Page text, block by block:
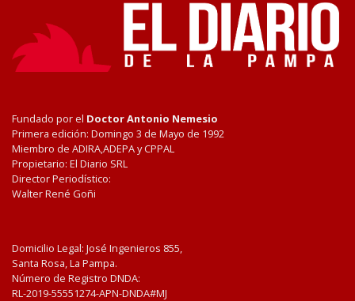
Fundado por el Doctor Antonio Nemesio
Primera edición: Domingo 3 de Mayo de 1992
Miembro de ADIRA,ADEPA y CPPAL
Propietario: El Diario SRL
Director Periodístico:
Walter René Goñi
Domicilio Legal: José Ingenieros 855,
Santa Rosa, La Pampa.
Número de Registro DNDA:
RL-2019-55551274-APN-DNDA#MJ